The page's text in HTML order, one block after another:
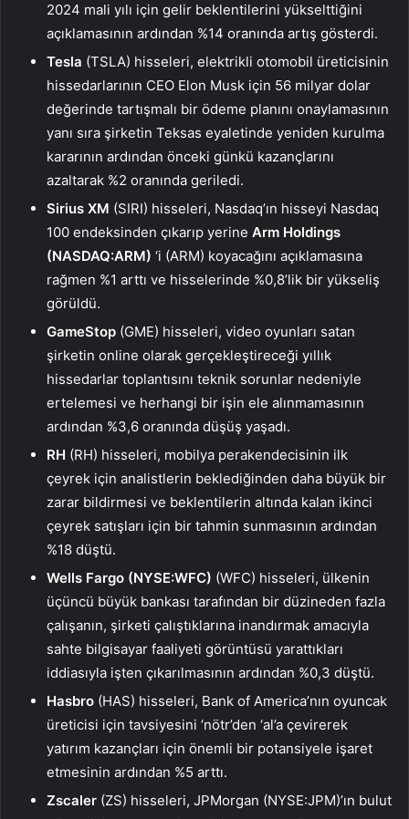
2024 mali yılı için gelir beklentilerini yükselttiğini
açıklamasının ardından %14 oranında artış gösterdi.
Tesla (TSLA) hisseleri, elektrikli otomobil üreticisinin
hissedarlarının CEO Elon Musk için 56 milyar dolar
değerinde tartışmalı bir ödeme planını onaylamasının
yanı sıra şirketin Teksas eyaletinde yeniden kurulma
kararının ardından önceki günkü kazançlarını
azaltarak %2 oranında geriledi.
Sirius XM (SIRI) hisseleri, Nasdaq’ın hisseyi Nasdaq
100 endeksinden çıkarıp yerine Arm Holdings
(NASDAQ:ARM) ‘i (ARM) koyacağını açıklamasına
rağmen %1 arttı ve hisselerinde %0,8’lik bir yükseliş
görüldü.
GameStop (GME) hisseleri, video oyunları satan
şirketin online olarak gerçekleştireceği yıllık
hissedarlar toplantısını teknik sorunlar nedeniyle
ertelemesi ve herhangi bir işin ele alınmamasının
ardından %3,6 oranında düşüş yaşadı.
RH (RH) hisseleri, mobilya perakendecisinin ilk
çeyrek için analistlerin beklediğinden daha büyük bir
zarar bildirmesi ve beklentilerin altında kalan ikinci
çeyrek satışları için bir tahmin sunmasının ardından
%18 düştü.
Wells Fargo (NYSE:WFC) (WFC) hisseleri, ülkenin
üçüncü büyük bankası tarafından bir düzineden fazla
çalışanın, şirketi çalıştıklarına inandırmak amacıyla
sahte bilgisayar faaliyeti görüntüsü yarattıkları
iddiasıyla işten çıkarılmasının ardından %0,3 düştü.
Hasbro (HAS) hisseleri, Bank of America’nın oyuncak
üreticisi için tavsiyesini ‘nötr’den ‘al’a çevirerek
yatırım kazançları için önemli bir potansiyele işaret
etmesinin ardından %5 arttı.
Zscaler (ZS) hisseleri, JPMorgan (NYSE:JPM)’ın bulut